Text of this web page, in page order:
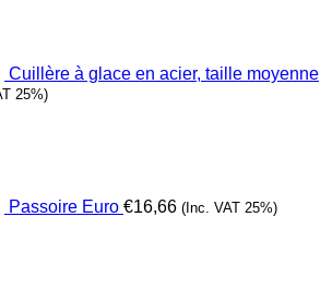
Cuillère à glace en acier, taille moyenne
25%)
Passoire Euro €16,66 (Inc. VAT 25%)